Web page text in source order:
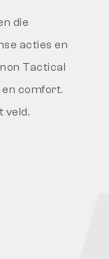
die
acties en
Tactical
comfort.
veld.